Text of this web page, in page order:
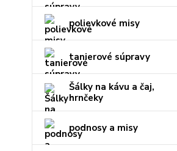
polievkové misy
tanierové súpravy
Šálky na kávu a čaj,
hrnčeky
podnosy a misy